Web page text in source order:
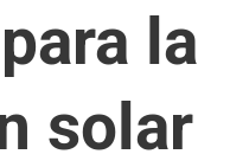
la
solar